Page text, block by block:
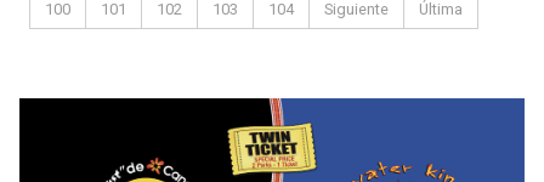
100 101 102 103 104 Siguiente Última